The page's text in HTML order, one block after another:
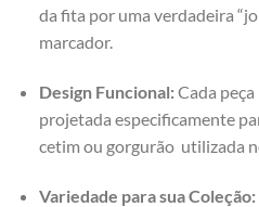
da fita por uma verdadeira
marcador.
Design Funcional:Cada peça
projetada especificamente
cetim ou gorgurão utilizada
Variedade para sua Coleção: